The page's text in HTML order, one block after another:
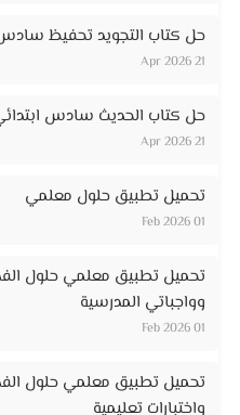
حل كتاب التجويد تحفيظ سادس
21 Apr 2026
حل كتاب الحديث سادس
21 Apr 2026
تحميل تطبيق حلول معلمي
01 Feb 2026
تحميل تطبيق معلمي حلول
وواجباتي المدرسية
01 Feb 2026
تحميل تطبيق معلمي حلول
واختبارات تعليمية